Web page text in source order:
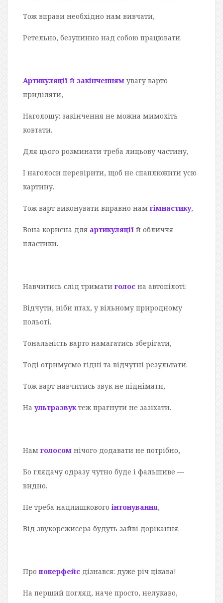
Тож вправи необхідно нам вивчати,
Ретельно, безупинно над собою працювати.
Артикуляції й закінченням увагу варто
приділяти,
Наголошу: закінчення не можна мимохіть
ковтати.
Для цього розминати треба лицьову частину,
І наголоси перевірити, щоб не спаплюжити усю
картину.
Тож варт виконувати вправно намгімнастику,
Вона корисна для артикуляції й обличчя
пластики.
Навчитись слід триматиголос на автопілоті:
Відчути, ніби птах, у вільному природному
польоті.
Тональність варто намагатись зберігати,
Тоді отримуємо гідні та відчутні результати.
Тож варт навчитись звук не піднімати,
На ультразвук теж прагнути не зазіхати.
Намголосом нічого додавати не потрібно,
Бо глядачу одразу чутно буде і фальшиве —
видно.
Не треба надлишковогоінтонування,
Від звукорежисера будуть зайві дорікання.
Пропокерфейс дізнався: дуже річ цікава!
На перший погляд, наче просто, нелукаво,